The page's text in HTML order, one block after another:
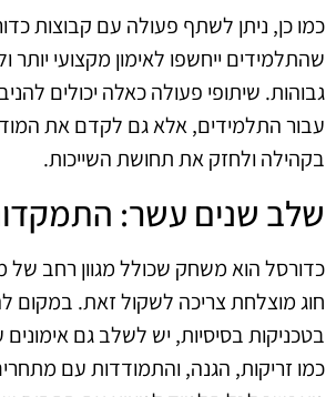
כמו כן, ניתן לשתף פעולה עם קבוצות
שהתלמידים ייחשפו לאימון מקצועי יותר
גבוהות. שיתופי פעולה כאלה יכולים
עבור התלמידים, אלא גם לקדם את
בקהילה ולחזק את תחושת השייכות.
שלב שנים עשר: התמקדות
כדורסל הוא משחק שכולל מגוון רחב של
חוג מוצלחת צריכה לשקול זאת. במקום
בטכניקות בסיסיות, יש לשלב גם אימונים
כמו זריקות, הגנה, והתמודדות עם מתחרים.